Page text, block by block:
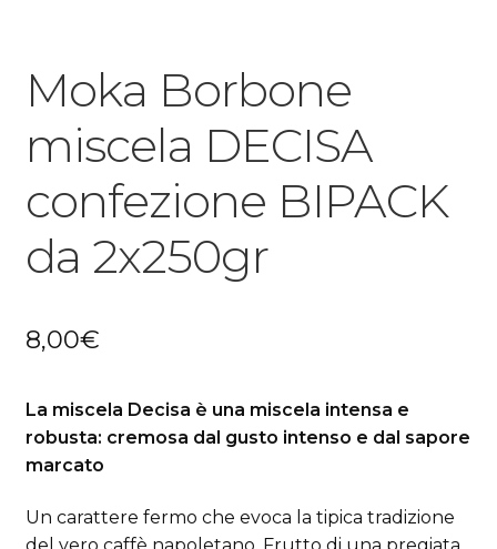
Moka Borbone
miscela DECISA
confezione BIPACK
da 2x250gr
8,00€
La miscela Decisa è una miscela intensa e
robusta: cremosa dal gusto intenso e dal sapore
marcato
Un carattere fermo che evoca la tipica tradizione